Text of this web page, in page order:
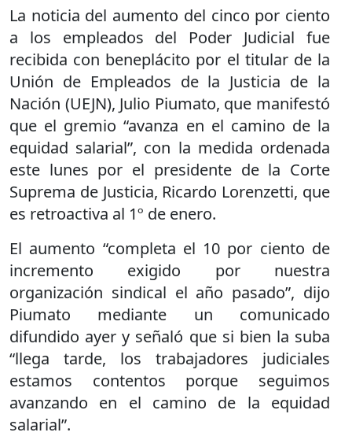
La noticia del aumento del cinco por ciento
a los empleados del Poder Judicial fue
recibida con beneplácito por el titular de la
Unión de Empleados de la Justicia de la
Nación (UEJN), Julio Piumato, que manifestó
que el gremio “avanza en el camino de la
equidad salarial”, con la medida ordenada
este lunes por el presidente de la Corte
Suprema de Justicia, Ricardo Lorenzetti, que
es retroactiva al 1º de enero.
El aumento “completa el 10 por ciento de
incremento exigido por nuestra
organización sindical el año pasado”, dijo
Piumato mediante un comunicado
difundido ayer y señaló que si bien la suba
“llega tarde, los trabajadores judiciales
estamos contentos porque seguimos
avanzando en el camino de la equidad
salarial”.